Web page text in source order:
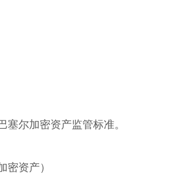
塞尔加密资产监管标准。
资产）